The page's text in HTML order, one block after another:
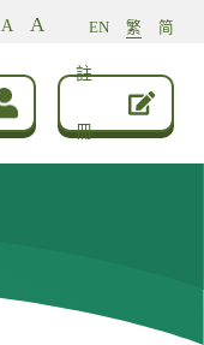
A A EN 繁 简
註
冊